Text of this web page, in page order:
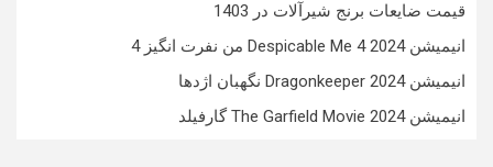
قیمت ضایعات برنج شیرآلات در 1403
انیمیشن Despicable Me 4 2024 من نفرت انگیز 4
انیمیشن Dragonkeeper 2024 نگهبان اژدها
انیمیشن The Garfield Movie 2024 گارفیلد